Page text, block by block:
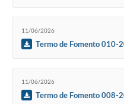
11/06/2026
Termo de Fomento 010-
11/06/2026
Termo de Fomento 008-